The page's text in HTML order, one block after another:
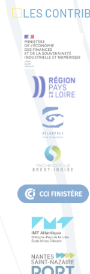
LES